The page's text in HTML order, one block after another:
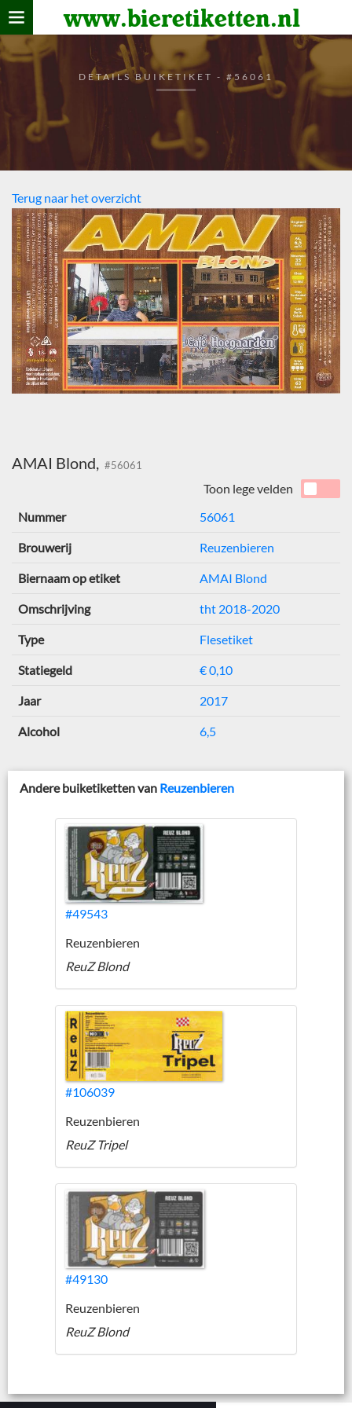
www.bieretiketten.nl
Home
verzamelen
De bierkaart
Bezoekers
DETAILS BUIKETIKET - #56061
Terug naar het overzicht
AMAI Blond, #56061
Toon lege velden
Nummer
56061
Brouwerij Reuzenbieren
Biernaam op etiket AMAI Blond
Omschrijving tht 2018-2020
Type Flesetiket
Statiegeld € 0,10
Jaar 2017
Alcohol 6,5
Andere buiketiketten van Reuzenbieren
#49543
Reuzenbieren
ReuZ Blond
#106039
Reuzenbieren
ReuZ Tripel
#49130
Reuzenbieren
ReuZ Blond